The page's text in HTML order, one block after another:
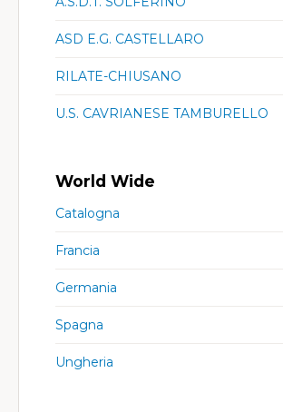
ASD E.G. CASTELLARO
RILATE-CHIUSANO
U.S. CAVRIANESE TAMBURELLO
World Wide
Catalogna
Francia
Germania
Spagna
Ungheria